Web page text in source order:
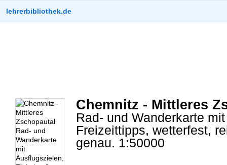
lehrerbibliothek.de
Chemnitz - Mittleres
Rad- und Wanderkarte
Freizeittipps, wetterfest,
genau. 1:50000